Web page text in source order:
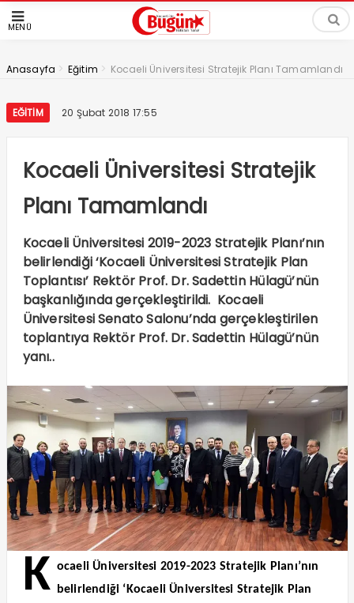
MENÜ
Anasayfa > Eğitim > Kocaeli Üniversitesi Stratejik Planı Tamamlandı
EĞITIM 20 Şubat 2018 17:55
Kocaeli Üniversitesi Stratejik
Planı Tamamlandı
Kocaeli Üniversitesi 2019-2023 Stratejik Planı’nın
belirlendiği ‘Kocaeli Üniversitesi Stratejik Plan
Toplantısı’ Rektör Prof. Dr. Sadettin Hülagü’nün
başkanlığında gerçekleştirildi. Kocaeli
Üniversitesi Senato Salonu’nda gerçekleştirilen
toplantıya Rektör Prof. Dr. Sadettin Hülagü’nün
yanı..
K ocaeli Üniversitesi 2019-2023 Stratejik Planı’nın
belirlendiği ‘Kocaeli Üniversitesi Stratejik Plan